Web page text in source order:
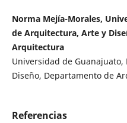
Norma Mejía-Morales,
de Arquitectura, Arte y
Arquitectura
Universidad de
Diseño, Departamento de
Referencias